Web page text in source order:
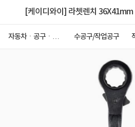
[케이디와이] 라쳇렌치 36X41mm
자동차ㆍ공구ㆍ안
수공구/작업공구